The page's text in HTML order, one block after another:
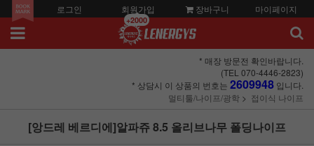
로그인 회원가입
+2000
장바구니 마이페이지
* 매장 방문전 확인바랍니다.
(TEL 070-4446-2823)
* 상담시 이 상품의 번호는 2609948 입니다.
멀티툴/나이프/광학
접이식 나이프
[앙드레 베르디에]알파쥬 8.5 올리브나무 폴딩나이프